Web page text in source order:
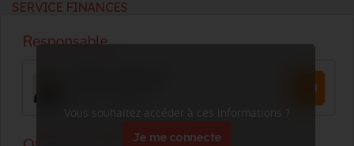
SERVICE FINANCES
Vous souhaitez accéder à ces informations ?
Je me connecte